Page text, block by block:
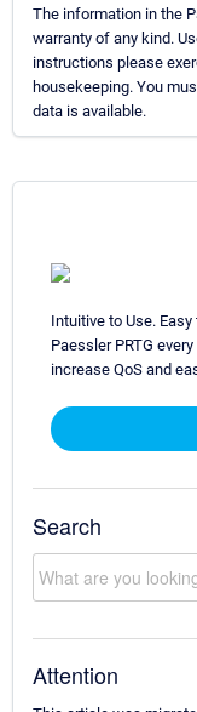
The information in the
warranty of any kind.
instructions please
housekeeping. You
data is available.
Intuitive to Use.
Paessler PRTG
increase QoS and
Search
Attention